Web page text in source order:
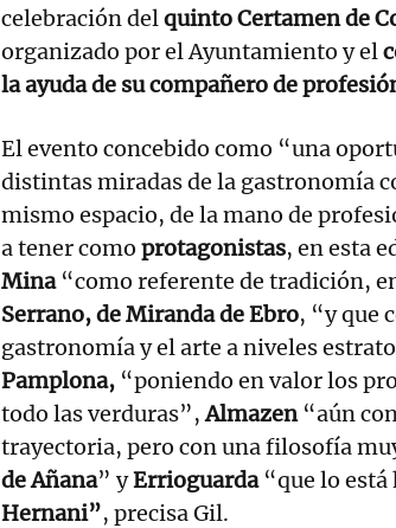
celebración delquinto Certamen de
organizado por el Ayuntamiento y el
la ayuda de su compañero de
El evento concebido como “una
distintas miradas de la gastronomía
mismo espacio, de la mano de
a tener como protagonistas, en esta
Mina“como referente de tradición,
Serrano, de Miranda de Ebro, “y que
gastronomía y el arte a niveles
Pamplona, “poniendo en valor los
todo las verduras”,Almazen“aún
trayectoria, pero con una filosofía
de Añana” yErrioguarda “que lo
Hernani”, precisa Gil.